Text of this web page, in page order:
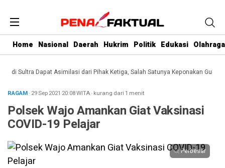
Home Nasional Daerah Hukrim Politik Edukasi Olahraga
Dapat Asimilasi dari Pihak Ketiga, Salah Satunya Keponakan Gubernur
RAGAM· 29 Sep 2021 20:08WITA· kurang dari 1 menit
Polsek Wajo Amankan Giat Vaksinasi
COVID-19 Pelajar
Perbesar